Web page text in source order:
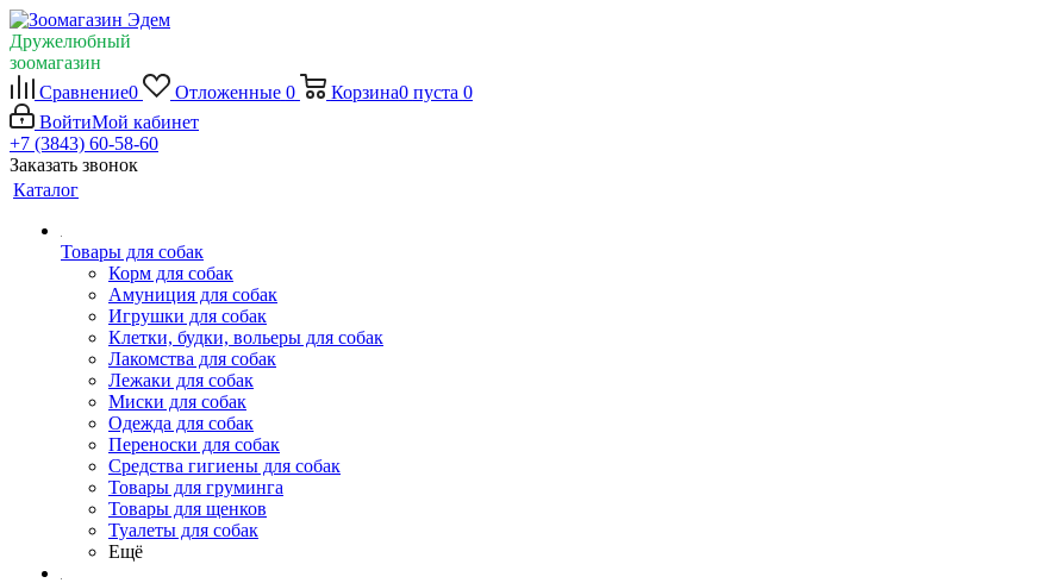
Дружелюбный
зоомагазин
Сравнение0 Отложенные 0 Корзина0 пуста 0
ВойтиМой кабинет
+7 (3843) 60-58-60
Заказать звонок
Каталог
Товары для собак
Корм для собак
Амуниция для собак
Игрушки для собак
Клетки, будки, вольеры для собак
Лакомства для собак
Лежаки для собак
Миски для собак
Одежда для собак
Переноски для собак
Средства гигиены для собак
Товары для груминга
Товары для щенков
Туалеты для собак
Ещё